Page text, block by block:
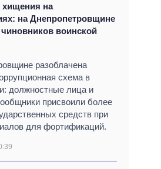
на
на Днепропетровщине
воинской
разоблачена
схема в
должностные лица и
присвоили более
средств при
для фортификаций.